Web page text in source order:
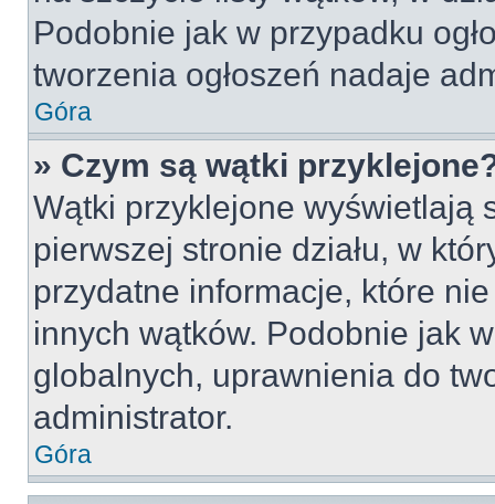
Podobnie jak w przypadku
tworzenia ogłoszeń nadaje
Góra
» Czym są wątki
Wątki przyklejone wyświetlają
pierwszej stronie działu, w
przydatne informacje, które
innych wątków. Podobnie jak
globalnych, uprawnienia do
administrator.
Góra